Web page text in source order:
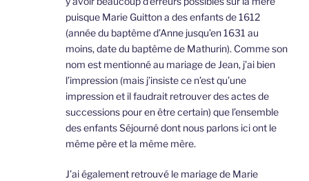
puisque Marie Guitton a des enfants de 1612
(année du baptême d’Anne jusqu’en 1631 au
moins, date du baptême de Mathurin). Comme son
nom est mentionné au mariage de Jean, j’ai bien
l’impression (mais j’insiste ce n’est qu’une
impression et il faudrait retrouver des actes de
successions pour en être certain) que l’ensemble
des enfants Séjourné dont nous parlons ici ont le
même père et la même mère.
J’ai également retrouvé le mariage de Marie